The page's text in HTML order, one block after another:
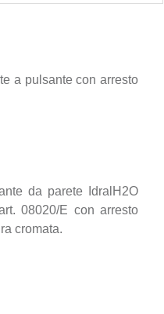
a pulsante con arresto
da parete IdralH2O
08020/E con arresto
cromata.